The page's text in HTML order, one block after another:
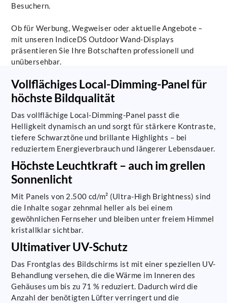
Besuchern.
Ob für Werbung, Wegweiser oder aktuelle Angebote –
mit unseren IndiceDS Outdoor Wand-Displays
präsentieren Sie Ihre Botschaften professionell und
unübersehbar.
Vollflächiges Local-Dimming-Panel für
höchste Bildqualität
Das vollflächige Local-Dimming-Panel passt die
Helligkeit dynamisch an und sorgt für stärkere Kontraste,
tiefere Schwarztöne und brillante Highlights – bei
reduziertem Energieverbrauch und längerer Lebensdauer.
Höchste Leuchtkraft – auch im grellen
Sonnenlicht
Mit Panels von 2.500 cd/m² (Ultra-High Brightness) sind
die Inhalte sogar zehnmal heller als bei einem
gewöhnlichen Fernseher und bleiben unter freiem Himmel
kristallklar sichtbar.
Ultimativer UV-Schutz
Das Frontglas des Bildschirms ist mit einer speziellen UV-
Behandlung versehen, die die Wärme im Inneren des
Gehäuses um bis zu 71 % reduziert. Dadurch wird die
Anzahl der benötigten Lüfter verringert und die